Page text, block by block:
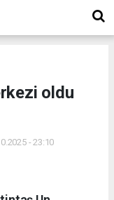
oldu
- 23:10